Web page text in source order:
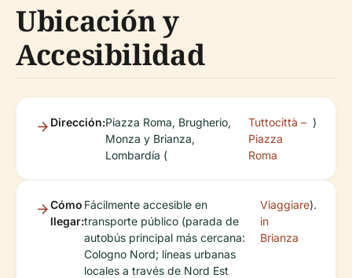
Ubicación y
Accesibilidad
Dirección:Piazza Roma, Brugherio,
Monza y Brianza,
Lombardía (
Tuttocittà –
Piazza
Roma
)
Cómo
llegar:
Fácilmente accesible en
transporte público (parada de
autobús principal más cercana:
Cologno Nord; líneas urbanas
locales a través de Nord Est
Viaggiare
in
Brianza
).